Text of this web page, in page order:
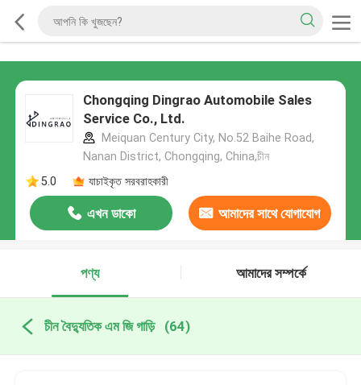
Chongqing Dingrao Automobile Sales
Service Co., Ltd.
Meiquan Century City, No.52 Baihe Road,
Nanan District, Chongqing, China,চীন
5.0
যাচাইকৃত সরবরাহকারী
এখন ডাকো আমাদের সাথে যোগাযোগ
পণ্য
আমাদের সম্পর্কে
চীন বৈদ্যুতিক এম জি গাড়ি (64)